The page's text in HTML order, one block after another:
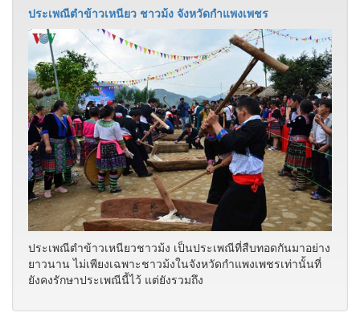
ประเพณีตำข้าวเหนียว ชาวม้ง จังหวัดกำแพงเพชร
ประเพณีตำข้าวเหนียวชาวม้ง เป็นประเพณีที่สืบทอดกันมาอย่าง
ยาวนาน ไม่เพียงเฉพาะชาวม้งในจังหวัดกำแพงเพชรเท่านั้นที่
ยังคงรักษาประเพณีนี้ไว้ แต่ยังรวมถึง